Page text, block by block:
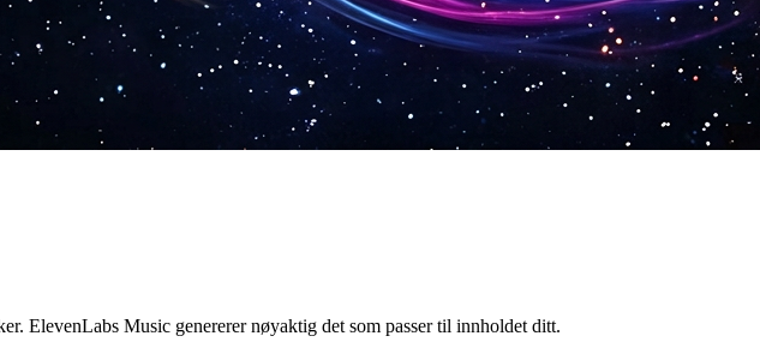
ElevenLabs Music genererer nøyaktig det som passer til innholdet ditt.